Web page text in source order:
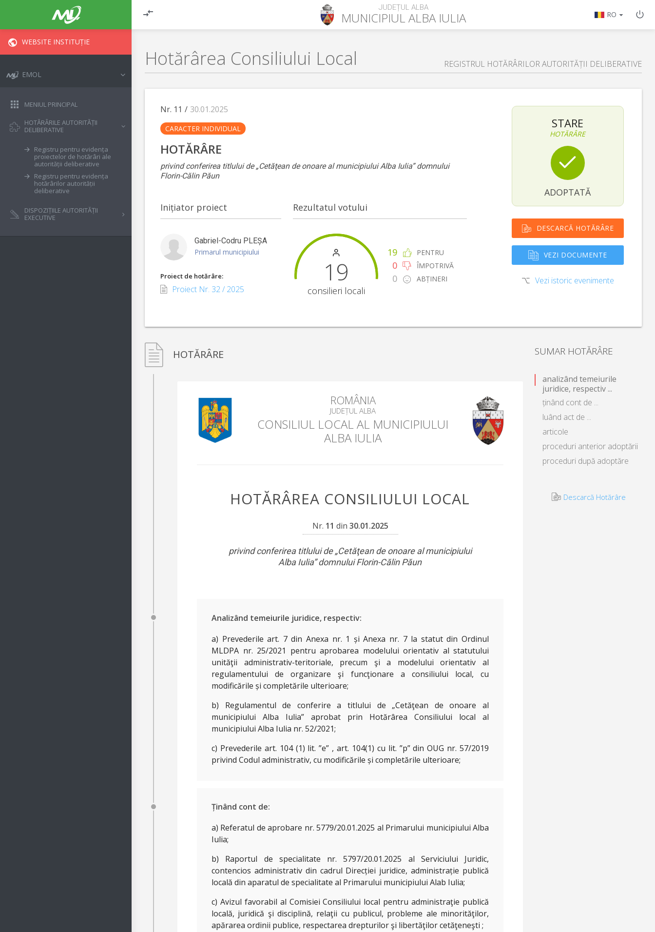
JUDEȚUL ALBA
MUNICIPIULALBA IULIA RO
WEBSITE INSTITUȚIE
EMOL
MENIUL PRINCIPAL
HOTĂRÂRILE AUTORITĂȚII
DELIBERATIVE
Registru pentru evidența
proiectelor de hotărâri ale
autorității deliberative
Registru pentru evidența
hotărârilor autorității
deliberative
DISPOZIȚIILE AUTORITĂȚII
EXECUTIVE
Hotărârea Consiliului Local REGISTRUL HOTĂRÂRILOR AUTORITĂȚII DELIBERATIVE
Nr. 11 / 30.01.2025
CARACTER INDIVIDUAL
HOTĂRÂRE
privind conferirea titlului de „Cetăţean de onoare al municipiului Alba Iulia” domnului
Florin-Călin Păun
Inițiator proiect
Gabriel-Codru PLEȘA
Primarul municipiului
Proiect de hotărâre:
Proiect Nr. 32 / 2025
Rezultatul votului
19
consilieri locali
19 PENTRU
0 ÎMPOTRIVĂ
0 ABȚINERI
STARE
HOTĂRÂRE
ADOPTATĂ
DESCARCĂ HOTĂRÂRE
VEZI DOCUMENTE
Vezi istoric evenimente
HOTĂRÂRE
ROMÂNIA
JUDEȚUL ALBA
CONSILIUL LOCAL AL MUNICIPIULUI
ALBA IULIA
HOTĂRÂREA CONSILIULUI LOCAL
Nr. 11 din 30.01.2025
privind conferirea titlului de „Cetăţean de onoare al municipiului
Alba Iulia” domnului Florin-Călin Păun
Analizând temeiurile juridice, respectiv:
a) Prevederile art. 7 din Anexa nr. 1 și Anexa nr. 7 la statut din Ordinul
MLDPA nr. 25/2021 pentru aprobarea modelului orientativ al statutului
unităţii administrativ-teritoriale, precum şi a modelului orientativ al
regulamentului de organizare şi funcţionare a consiliului local, cu
modificările și completările ulterioare;
b) Regulamentul de conferire a titlului de „Cetăţean de onoare al
municipiului Alba Iulia” aprobat prin Hotărârea Consiliului local al
municipiului Alba Iulia nr. 52/2021;
c) Prevederile art. 104 (1) lit. ”e” , art. 104(1) cu lit. ”p” din OUG nr. 57/2019
privind Codul administrativ, cu modificările și completările ulterioare;
Ținând cont de:
a) Referatul de aprobare nr. 5779/20.01.2025 al Primarului municipiului Alba
Iulia;
b) Raportul de specialitate nr. 5797/20.01.2025 al Serviciului Juridic,
contencios administrativ din cadrul Direcției juridice, administrație publică
locală din aparatul de specialitate al Primarului municipiului Alab Iulia;
c) Avizul favorabil al Comisiei Consiliului local pentru administraţie publică
locală, juridică şi disciplină, relaţii cu publicul, probleme ale minorităţilor,
apărarea ordinii publice, respectarea drepturilor şi libertăţilor cetăţeneşti ;
SUMAR HOTĂRÂRE
analizând temeiurile
juridice, respectiv ...
ținând cont de ...
luând act de ...
articole
proceduri anterior adoptării
proceduri după adoptăre
Descarcă Hotărâre